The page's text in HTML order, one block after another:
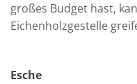
großes Budget hast,
Eichenholzgestelle
Esche